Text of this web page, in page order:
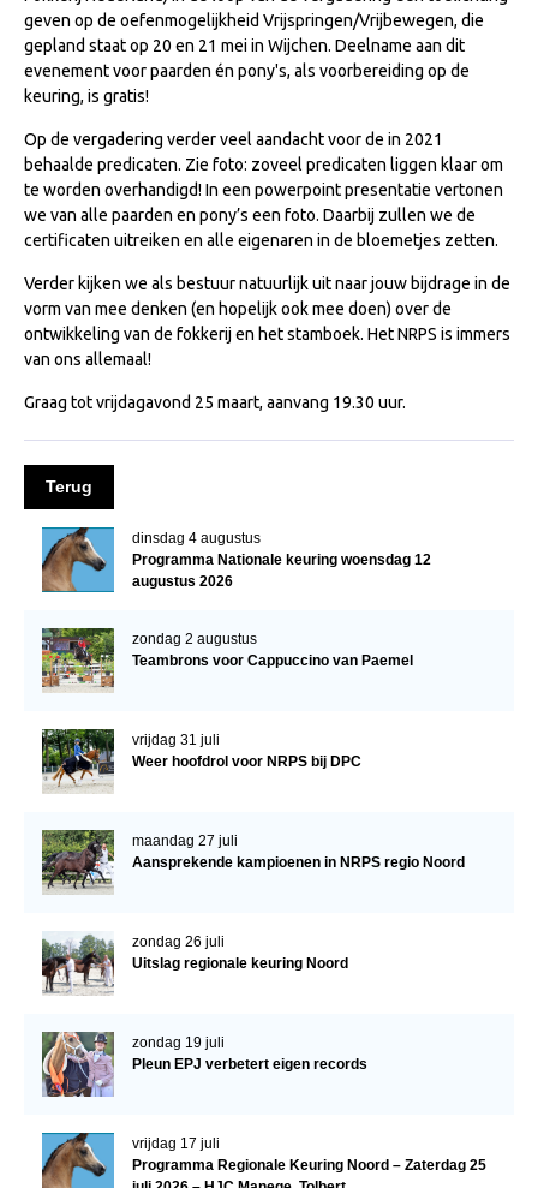
Nationale Keuring
Late Veulenkeuring
Sport
Wereldkampioenschap Jonge Paarden
Dutch Pony Championship
Evenementen
Arabian Horse Events
Arabissimo
Veulenregistratie
PEDIGREE ONLINE
Informatie aan je paard of pony toevoegen
Fokkerij informatie
Informatie veulen registratie
Predicaten
Röntgenonderzoek
Zoek een hengst
Hengstenselectie
geven op de oefenmogelijkheid Vrijspringen/Vrijbewegen, die
gepland staat op 20 en 21 mei in Wijchen. Deelname aan dit
evenement voor paarden én pony's, als voorbereiding op de
keuring, is gratis!
Op de vergadering verder veel aandacht voor de in 2021
behaalde predicaten. Zie foto: zoveel predicaten liggen klaar om
te worden overhandigd! In een powerpoint presentatie vertonen
we van alle paarden en pony’s een foto. Daarbij zullen we de
certificaten uitreiken en alle eigenaren in de bloemetjes zetten.
Verder kijken we als bestuur natuurlijk uit naar jouw bijdrage in de
vorm van mee denken (en hopelijk ook mee doen) over de
ontwikkeling van de fokkerij en het stamboek. Het NRPS is immers
van ons allemaal!
Graag tot vrijdagavond 25 maart, aanvang 19.30 uur.
Terug
dinsdag 4 augustus
Programma Nationale keuring woensdag 12
augustus 2026
zondag 2 augustus
Teambrons voor Cappuccino van Paemel
vrijdag 31 juli
Weer hoofdrol voor NRPS bij DPC
maandag 27 juli
Aansprekende kampioenen in NRPS regio Noord
zondag 26 juli
Uitslag regionale keuring Noord
zondag 19 juli
Pleun EPJ verbetert eigen records
vrijdag 17 juli
Programma Regionale Keuring Noord – Zaterdag 25